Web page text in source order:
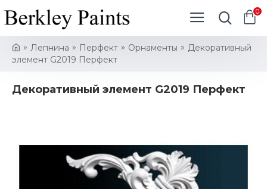
0
Лепнина Перфект Орнаменты
Декоративный
элемент G2019 Перфект
Декоративный элемент G2019 Перфект